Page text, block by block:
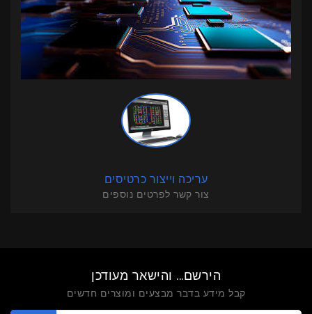
עריכה וייצור כרטיסים
צור קשר לפרטים נוספים
הירשם... והישאר מעודכן
קבל מידע בדבר מבצעים ומוצרים חדשים